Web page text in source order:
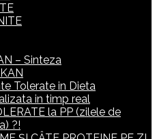
– Sinteza
Tolerate in Dieta
in timp real
la PP (zilele de
?!